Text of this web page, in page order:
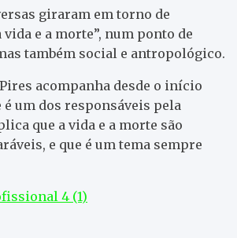
giraram em torno de
vida e a morte”, num ponto de
também social e antropológico.
acompanha desde o início
é um dos responsáveis pela
que a vida e a morte são
e que é um tema sempre